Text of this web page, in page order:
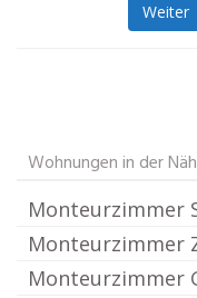
Weiter
Wohnungen in der
Monteurzimmer
Monteurzimmer
Monteurzimmer